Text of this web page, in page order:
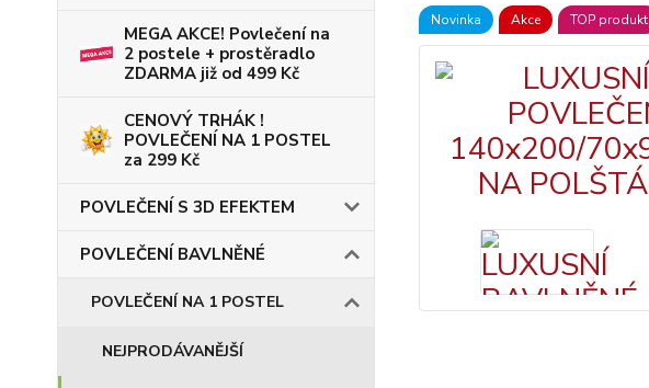
MEGA AKCE! Povlečení na
2 postele + prostěradlo
ZDARMA již od 499 Kč
CENOVÝ TRHÁK !
POVLEČENÍ NA 1 POSTEL
za 299 Kč
POVLEČENÍ S 3D EFEKTEM
POVLEČENÍ BAVLNĚNÉ
POVLEČENÍ NA 1 POSTEL
NEJPRODÁVANĚJŠÍ
Novinka Akce TOP produkt